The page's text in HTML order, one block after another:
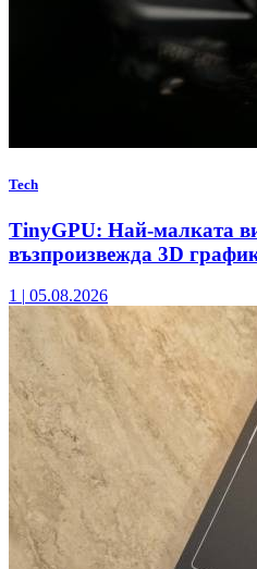
Tech
TinyGPU: Най-малката
възпроизвежда 3D
1 | 05.08.2026